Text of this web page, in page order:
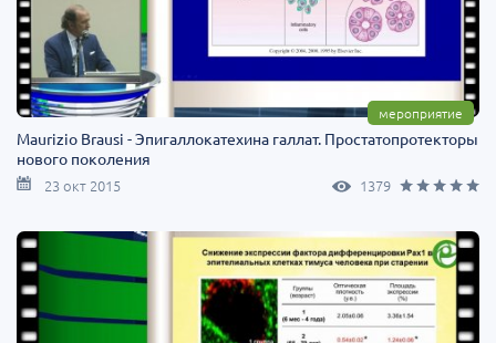
мероприятие
Maurizio Brausi - Эпигаллокатехина галлат. Простатопротекторы
нового поколения
23 окт 2015 1379